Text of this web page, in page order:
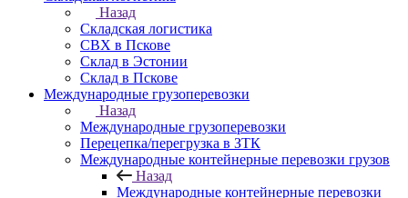
Назад
Складская логистика
СВХ в Пскове
Склад в Эстонии
Склад в Пскове
Международные грузоперевозки
Назад
Международные грузоперевозки
Перецепка/перегрузка в ЗТК
Международные контейнерные перевозки грузов
Назад
Международные контейнерные перевозки